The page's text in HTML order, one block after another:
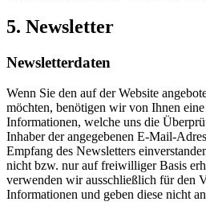
5. Newsletter
Newsletterdaten
Wenn Sie den auf der Website
möchten, benötigen wir von Ihnen
Informationen, welche uns die
Inhaber der angegebenen E-Mail-
Empfang des Newsletters
nicht bzw. nur auf freiwilliger Basis
verwenden wir ausschließlich für den
Informationen und geben diese nicht